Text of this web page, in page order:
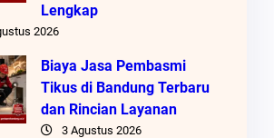
Lengkap
2026
Biaya Jasa Pembasmi
Tikus di Bandung Terbaru
dan Rincian Layanan
3 Agustus 2026